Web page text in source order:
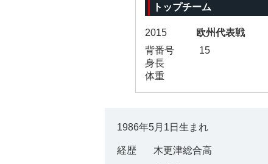
トップチーム
2015
欧州代表戦
背番号
15
身長
体重
1986年5月1日生まれ
経歴
木更津総合高